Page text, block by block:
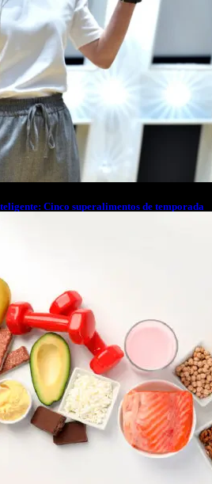
Cinco superalimentos de temporada